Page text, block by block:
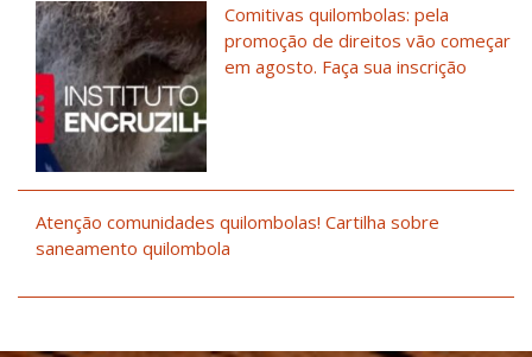
Comitivas quilombolas: pela
promoção de direitos vão começar
em agosto. Faça sua inscrição
Atenção comunidades quilombolas! Cartilha sobre
saneamento quilombola